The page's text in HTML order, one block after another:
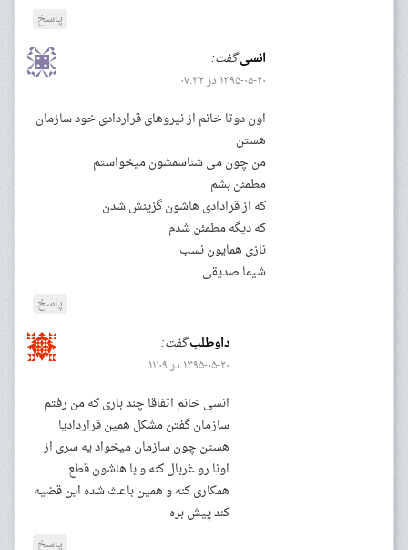
پاسخ
انسیگفت:
۱۳۹۵-۰۵-۲۰ در ۰۷:۳۲
اون دوتا خانم از نیروهای قراردادی خود سازمان
هستن
من چون می شناسمشون میخواستم
مطمئن بشم
که از قرادادی هاشون گزینش شدن
که دیگه مطمئن شدم
نازی همایون نسب
شیما صدیقی
پاسخ
داوطلبگفت:
۱۳۹۵-۰۵-۲۰ در ۱۱:۰۹
انسی خانم اتفاقا چند باری که من رفتم
سازمان گفتن مشکل همین قراردادیا
هستن چون سازمان میخواد یه سری از
اونا رو غربال کنه و با هاشون قطع
همکاری کنه و همین باعث شده این قضیه
کند پیش بره
پاسخ